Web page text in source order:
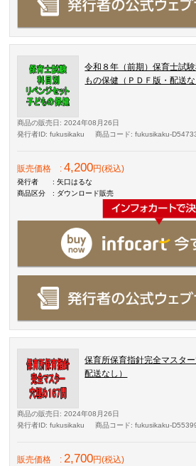
令和８年（前期）保育士試
もの保健（ＰＤＦ版・配送な
商品の販売日 : 2024年08月26日
発行者ID: fukusikaku 商品コード: fukusikaku-
販売価格 :4,200円(税込)
発行者
: 矢口はるな
商品区分
: ダウンロード販売
保育所保育指針完全マスタ
配送なし）
商品の販売日 : 2024年08月26日
発行者ID: fukusikaku 商品コード: fukusikaku-
販売価格 :2,700円(税込)